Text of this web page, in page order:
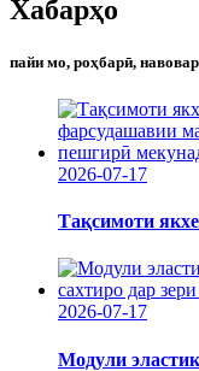
Хабарҳо
пайи мо, роҳбарӣ,
2026-07-17
Тақсимоти
2026-07-17
Модули